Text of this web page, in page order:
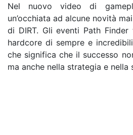
Nel nuovo video di
un’occhiata ad alcune novità
di DIRT. Gli eventi Path
hardcore di sempre e
che significa che il successo
ma anche nella strategia e nella